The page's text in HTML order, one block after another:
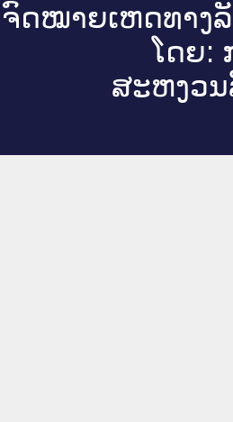
ຈົດ​ໝາຍ​ເຫດ​ທາງ​
ໂດຍ:
ສະ​ຫງວນ​